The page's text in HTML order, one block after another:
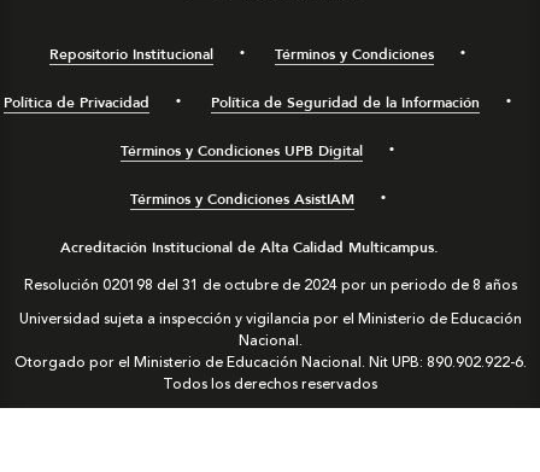
Repositorio Institucional Términos y Condiciones
Política de Privacidad Política de Seguridad de la Información
Términos y Condiciones UPB Digital
Términos y Condiciones AsistIAM
Acreditación Institucional de Alta Calidad Multicampus.
Resolución 020198 del 31 de octubre de 2024 por un periodo de 8 años
Universidad sujeta a inspección y vigilancia por el Ministerio de Educación
Nacional.
Otorgado por el Ministerio de Educación Nacional. Nit UPB: 890.902.922-6.
Todos los derechos reservados